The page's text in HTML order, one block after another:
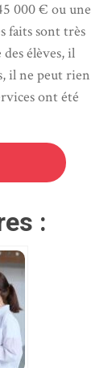
000 € ou une
faits sont très
élèves, il
il ne peut rien
ont été
: